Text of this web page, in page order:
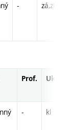
- zá,zk
Prof. Uk.
- kl